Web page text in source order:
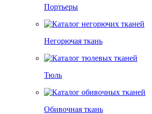
Портьеры
Негорючая ткань
Тюль
Обивочная ткань